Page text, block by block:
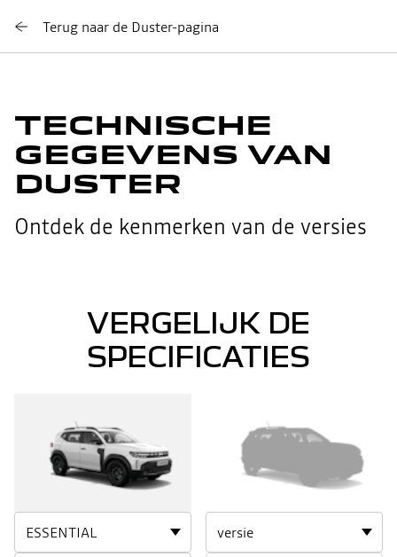
Terug naar de Duster-pagina
TECHNISCHE
GEGEVENS VAN
DUSTER
Ontdek de kenmerken van de versies
VERGELIJK DE
SPECIFICATIES